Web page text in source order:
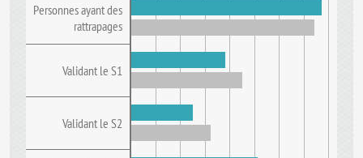
Personnes ayant des
rattrapages
Validant le S1
Validant le S2